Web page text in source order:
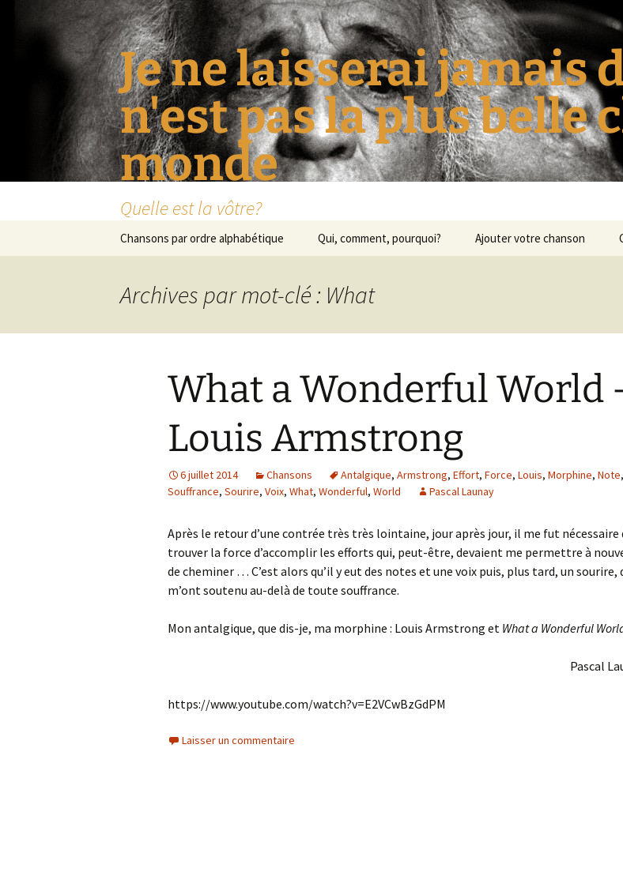
Je ne laisserai jamais
n'est pas la plus belle
monde
Quelle est la vôtre?
Chansons par ordre alphabétique Qui, comment, pourquoi? Ajouter votre chanson
Archives par mot-clé : What
What a Wonderful World
Louis Armstrong
6 juillet 2014 Chansons Antalgique, Armstrong, Effort, Force, Louis, Morphine, Note,
Souffrance, Sourire, Voix, What, Wonderful, World Pascal Launay
Après le retour d’une contrée très très lointaine, jour après jour, il me fut nécessaire
trouver la force d’accomplir les efforts qui, peut-être, devaient me permettre à
de cheminer … C’est alors qu’il y eut des notes et une voix puis, plus tard, un sourire,
m’ont soutenu au-delà de toute souffrance.
Mon antalgique, que dis-je, ma morphine : Louis Armstrong et What a Wonderful
Pascal
https://www.youtube.com/watch?v=E2VCwBzGdPM
Laisser un commentaire